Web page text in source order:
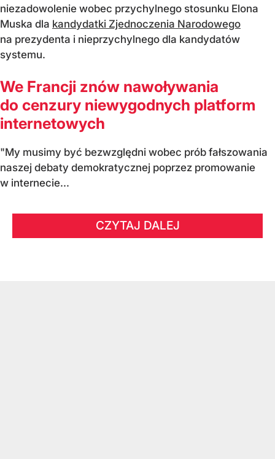
niezadowolenie wobec przychylnego stosunku Elona
Muska dla kandydatki Zjednoczenia Narodowego
na prezydenta i nieprzychylnego dla kandydatów
systemu.
We Francji znów nawoływania
do cenzury niewygodnych platform
internetowych
"My musimy być bezwzględni wobec prób fałszowania
naszej debaty demokratycznej poprzez promowanie
w internecie...
CZYTAJ DALEJ